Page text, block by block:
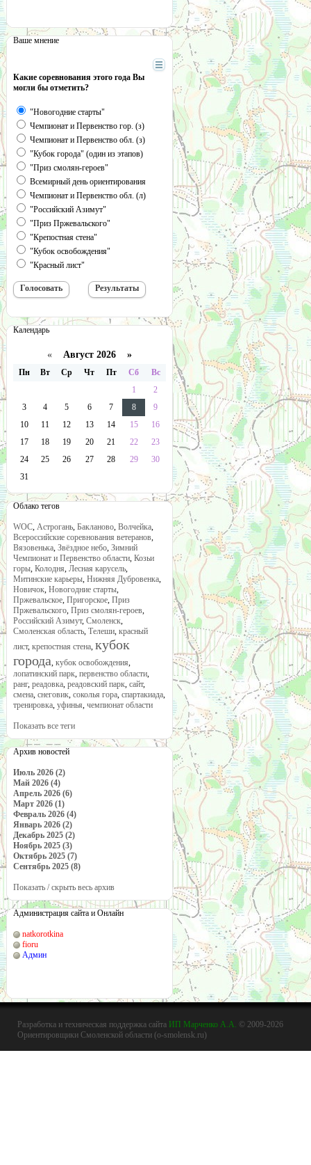
Ваше мнение
Какие соревнования этого года Вы
могли бы отметить?
"Новогодние старты"
Чемпионат и Первенство гор. (з)
Чемпионат и Первенство обл. (з)
"Кубок города" (один из этапов)
"Приз смолян-героев"
Всемирный день ориентирования
Чемпионат и Первенство обл. (л)
"Российский Азимут"
"Приз Пржевальского"
"Крепостная стена"
"Кубок освобождения"
"Красный лист"
Календарь
« Август 2026 »
Пн Вт Ср Чт Пт Сб
Вс
1
2
3
4 5 6 7 8
9
10
11 12 13 14 15
16
17
18 19 20 21 22
23
24
25 26 27 28 29
30
31
Облако тегов
WOC, Астрогань, Бакланово, Волчейка,
Всероссийские соревнования ветеранов,
Вязовенька, Звёздное небо, Зимний
Чемпионат и Первенство области, Козьи
горы, Колодня, Лесная карусель,
Митинские карьеры, Нижняя Дубровенка,
Новичок, Новогодние старты,
Пржевальское, Пригорское, Приз
Пржевальского, Приз смолян-героев,
Российский Азимут, Смоленск,
Смоленская область, Телеши, красный
лист, крепостная стена, кубок
города, кубок освобождения,
лопатинский парк, первенство области,
ранг, реадовка, реадовский парк, сайт,
смена, снеговик, соколья гора, спартакиада,
тренировка, уфинья, чемпионат области
Показать все теги
Архив новостей
Июль 2026 (2)
Май 2026 (4)
Апрель 2026 (6)
Март 2026 (1)
Февраль 2026 (4)
Январь 2026 (2)
Декабрь 2025 (2)
Ноябрь 2025 (3)
Октябрь 2025 (7)
Сентябрь 2025 (8)
Показать / скрыть весь архив
Администрация сайта и Онлайн
natkorotkina
fioru
Админ
Разработка и техническая поддержка сайта ИП Марченко А.А. © 2009-2026
Ориентировщики Смоленской области (o-smolensk.ru)